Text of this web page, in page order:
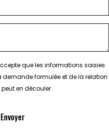
que les informations saisies
formulée et de la relation
en découler.